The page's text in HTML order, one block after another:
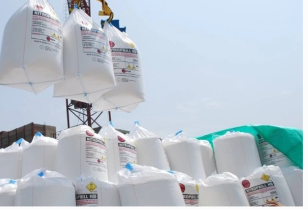
ბაქოში გამართულ
სიტყვით…
10/05/2022
ზურაბ აზარაშვილი:
„სოციალურად დაუცველთა
დასაქმების პროგრამაში,…